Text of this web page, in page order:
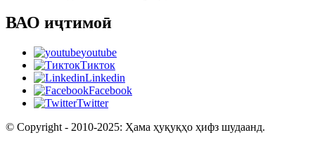
ВАО иҷтимоӣ
youtube
Тикток
Linkedin
Facebook
Twitter
© Copyright - 2010-2025: Ҳама ҳуқуқҳо ҳифз шудаанд.